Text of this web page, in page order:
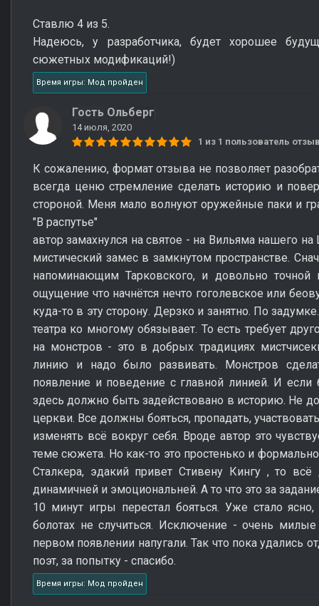
Ставлю 4 из 5.
Надеюсь, у разработчика, будет хорошее
сюжетных модификаций!)
Время игры: Мод пройден
Гость Ольберг
14 июля, 2020
1 из 1 пользователь
К сожалению, формат отзыва не позволяет
всегда ценю стремление сделать историю и
стороной. Меня мало волнуют оружейные паки и
"В распутье"
автор замахнулся на святое - на Вильяма нашего
мистический замес в замкнутом пространстве.
напоминающим Тарковского, и довольно
ощущение что начнётся нечто гоголевское или
куда-то в эту сторону. Дерзко и занятно. По
театра ко многому обязывает. То есть требует
на монстров - это в добрых традициях
линию и надо было развивать. Монстров
появление и поведение с главной линией. И если
здесь должно быть задействовано в историю. Не
церкви. Все должны бояться, пропадать,
изменять всё вокруг себя. Вроде автор это
теме сюжета. Но как-то это простенько и
Сталкера, эдакий привет Стивену Кингу , то
динамичней и эмоциональней. А то что это за
10 минут игры перестал бояться. Уже стало
болотах не случиться. Исключение - очень
первом появлении напугали. Так что пока удались
поэт, за попытку - спасибо.
Время игры: Мод пройден